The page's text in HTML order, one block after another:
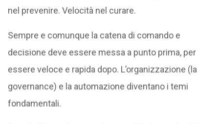
nel prevenire. Velocità nel curare.
Sempre e comunque la catena di comando e
decisione deve essere messa a punto prima, per
essere veloce e rapida dopo. L’organizzazione (la
governance) e la automazione diventano i temi
fondamentali.